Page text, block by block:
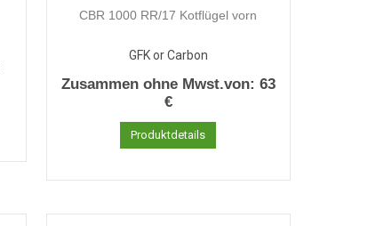
CBR 1000 RR/17 Kotflügel vorn
GFK or Carbon
Zusammen ohne Mwst.von: 63
€
Produktdetails